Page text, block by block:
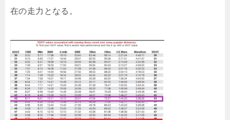
在の走力となる。